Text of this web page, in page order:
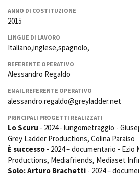
Bandi e gare
Contatti
Privacy
Cookie policy
Whistleblowing
Credits
ANNO DI COSTITUZIONE
2015
LINGUE DI LAVORO
Italiano,inglese,spagnolo,
REFERENTE OPERATIVO
Alessandro Regaldo
EMAIL REFERENTE OPERATIVO
alessandro.regaldo@greyladder.net
PRINCIPALI PROGETTI REALIZZATI
Lo Scuru - 2024 - lungometraggio -
Grey Ladder Productions, Colina Paraiso
È successo - 2024 – documentario - Ezio
Productions, Mediafriends, Mediaset
Solo: Arturo Brachetti - 2024 –